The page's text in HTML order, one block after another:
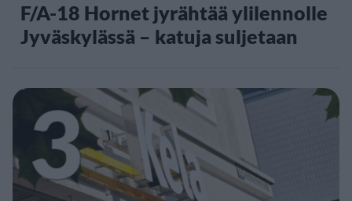
F/A-18 Hornet jyrähtää ylilennolle
Jyväskylässä – katuja suljetaan
3